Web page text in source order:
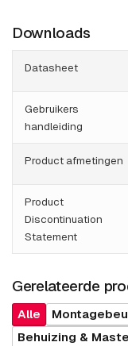
Downloads
Datasheet
Gebruikers
handleiding
Product afmetingen
Product
Discontinuation
Statement
Gerelateerde
Alle
Behuizing &